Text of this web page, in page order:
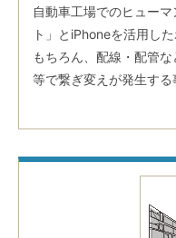
自動車工場でのヒュー
ト」とiPhoneを活用し
もちろん、配線・配管
等で繋ぎ変えが発生す